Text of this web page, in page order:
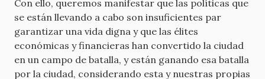
Con ello, queremos manifestar que las políticas que
se están llevando a cabo son insuficientes par
garantizar una vida digna y que las élites
económicas y financieras han convertido la ciudad
en un campo de batalla, y están ganando esa batalla
por la ciudad, considerando esta y nuestras propias